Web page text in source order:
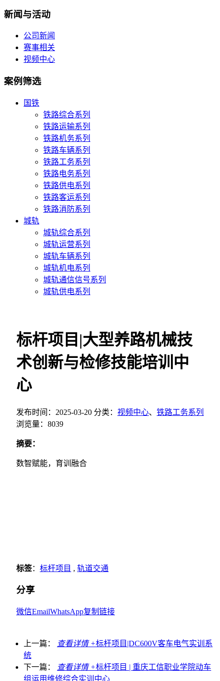
新闻与活动
公司新闻
赛事相关
视频中心
案例筛选
国铁
铁路综合系列
铁路运输系列
铁路机务系列
铁路车辆系列
铁路工务系列
铁路电务系列
铁路供电系列
铁路客运系列
铁路消防系列
城轨
城轨综合系列
城轨运营系列
城轨车辆系列
城轨机电系列
城轨通信信号系列
城轨供电系列
标杆项目|大型养路机械技
术创新与检修技能培训中
心
发布时间：2025-03-20 分类： 视频中心、 铁路工务系列
浏览量：8039
摘要：
数智赋能，育训融合
标签： 标杆项目 , 轨道交通
分享
微信EmailWhatsApp复制链接
上一篇： 查看详情 +标杆项目|DC600V客车电气实训系
统
下一篇：
查看详情 +标杆项目 | 重庆工信职业学院动车
组运用维修综合实训中心